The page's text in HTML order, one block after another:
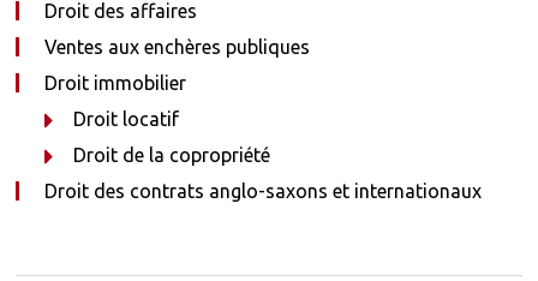
Droit des affaires
Ventes aux enchères publiques
Droit immobilier
Droit locatif
Droit de la copropriété
Droit des contrats anglo-saxons et internationaux